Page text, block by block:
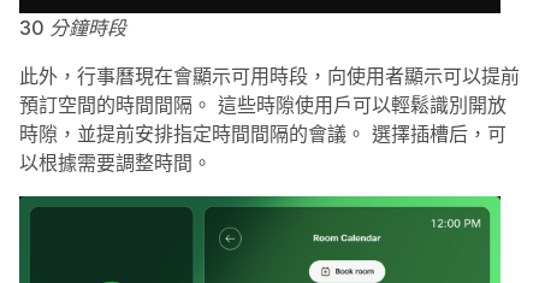
30 分鐘時段
此外，行事曆現在會顯示可用時段，向使用者顯示可以提前
預訂空間的時間間隔。 這些時隙使用戶可以輕鬆識別開放
時隙，並提前安排指定時間間隔的會議。 選擇插槽后，可
以根據需要調整時間。